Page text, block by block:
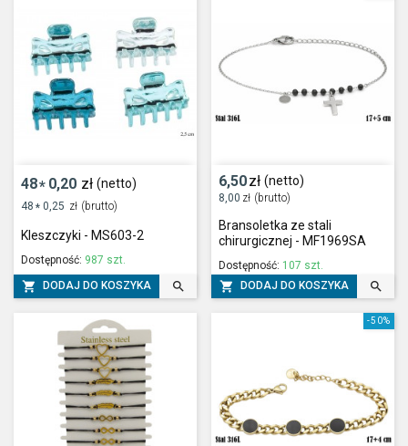
48* 0,20 zł (netto)
48 * 0,25 zł (brutto)
Kleszczyki - MS603-2
Dostępność: 987 szt.
 DODAJ DO KOSZYKA 
6,50zł (netto)
8,00 zł (brutto)
Bransoletka ze stali
chirurgicznej - MF1969SA
Dostępność: 107 szt.
 DODAJ DO KOSZYKA 
-50%